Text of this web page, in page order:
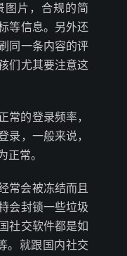
图片，合规的简
等信息。另外还
同一条内容的评
们尤其要注意这
常的登录频率，
录，一般来说，
常。
常会被冻结而且
会封锁一些垃圾
社交软件都是如
。就跟国内社交